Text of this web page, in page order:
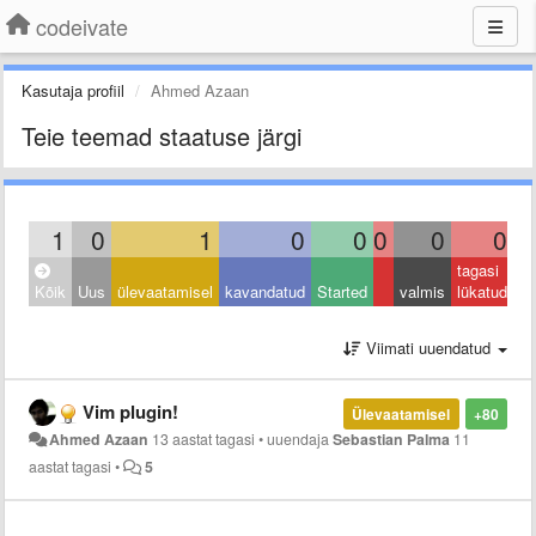
codeivate
Kasutaja profiil Ahmed Azaan
Teie teemad staatuse järgi
1 0 1 0 0 0 0 0
Kõik Uus ülevaatamisel kavandatud Started valmis
tagasi
lükatud
Viimati uuendatud
+80
Ülevaatamisel
Vim plugin!
Ahmed Azaan 13 aastat tagasi •uuendajaSebastian Palma 11
aastat tagasi • 5